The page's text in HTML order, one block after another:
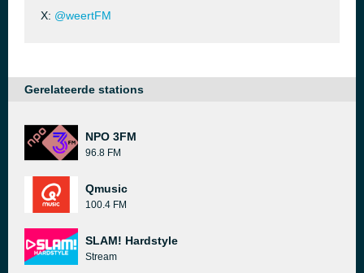
X: @weertFM
Gerelateerde stations
NPO 3FM
96.8 FM
Qmusic
100.4 FM
SLAM! Hardstyle
Stream